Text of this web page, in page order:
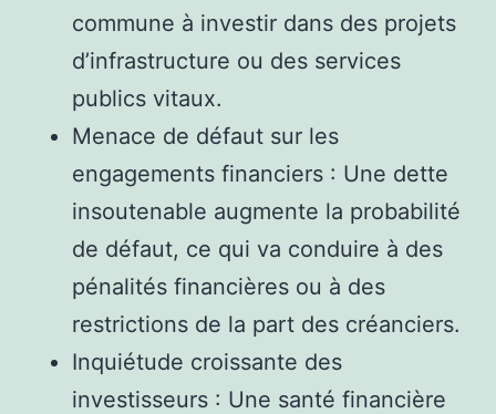
commune à investir dans des projets
d’infrastructure ou des services
publics vitaux.
Menace de défaut sur les
engagements financiers : Une dette
insoutenable augmente la probabilité
de défaut, ce qui va conduire à des
pénalités financières ou à des
restrictions de la part des créanciers.
Inquiétude croissante des
investisseurs : Une santé financière